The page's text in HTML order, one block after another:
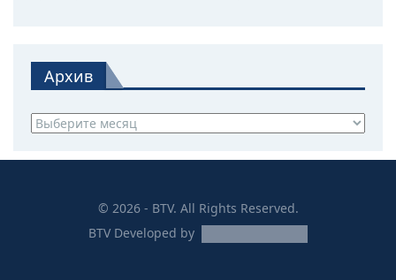
Архив
Архив
© 2026 - BTV. All Rights Reserved.
BTVDeveloped by